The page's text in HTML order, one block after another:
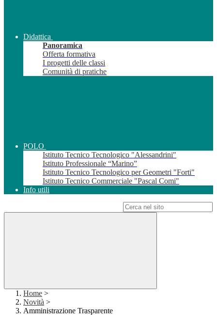
Didattica
Panoramica
Offerta formativa
I progetti delle classi
Comunità di pratiche
POLO
Istituto Tecnico Tecnologico "Alessandrini"
Istituto Professionale “Marino”
Istituto Tecnico Tecnologico per Geometri "Forti"
Istituto Tecnico Commerciale "Pascal Comi"
Info utili
Home >
Novità >
Amministrazione Trasparente